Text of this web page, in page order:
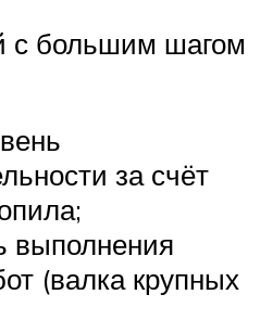
с большим шагом
за счёт
выполнения
(валка крупных